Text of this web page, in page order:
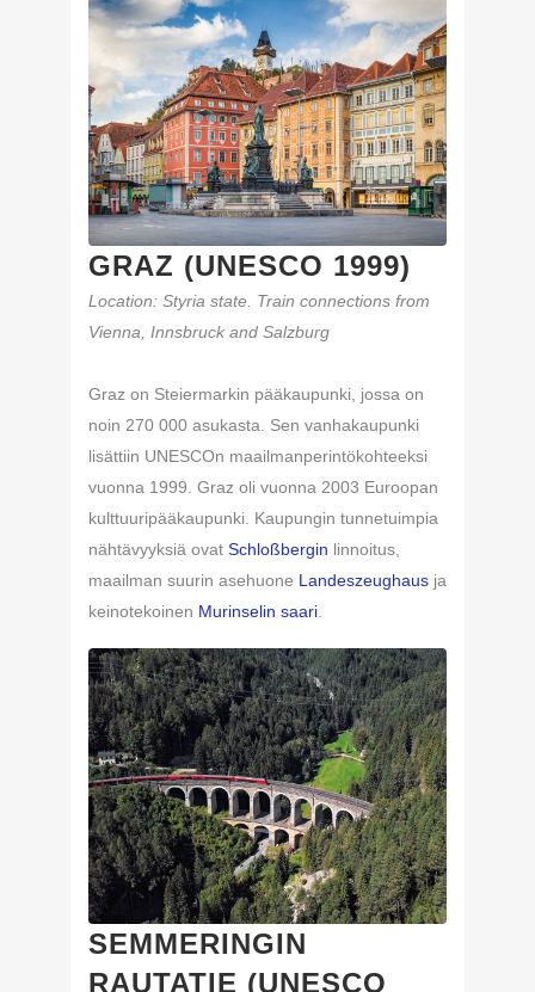
GRAZ (UNESCO 1999)
Location: Styria state. Train connections from
Vienna, Innsbruck and Salzburg
Graz on Steiermarkin pääkaupunki, jossa on
noin 270 000 asukasta. Sen vanhakaupunki
lisättiin UNESCOn maailmanperintökohteeksi
vuonna 1999. Graz oli vuonna 2003 Euroopan
kulttuuripääkaupunki. Kaupungin tunnetuimpia
nähtävyyksiä ovat Schloßbergin linnoitus,
maailman suurin asehuone Landeszeughaus ja
keinotekoinen Murinselin saari
SEMMERINGIN
RAUTATIE (UNESCO